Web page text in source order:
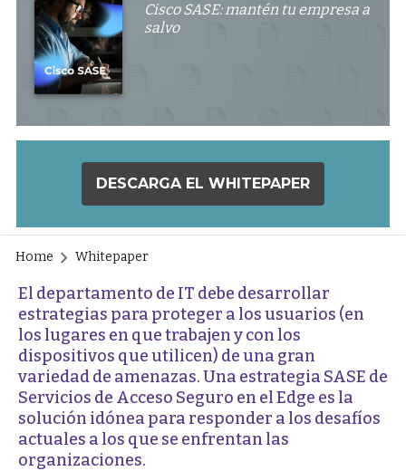
Cisco SASE: mantén tu empresa a
salvo
DESCARGA EL WHITEPAPER
Home Whitepaper
El departamento de IT debe desarrollar
estrategias para proteger a los usuarios (en
los lugares en que trabajen y con los
dispositivos que utilicen) de una gran
variedad de amenazas. Una estrategia SASE de
Servicios de Acceso Seguro en el Edge es la
solución idónea para responder a los desafíos
actuales a los que se enfrentan las
organizaciones.